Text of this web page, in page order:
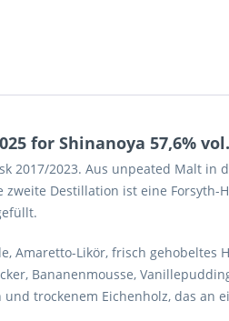
for Shinanoya 57,6%
2017/2023. Aus unpeated Malt in
Destillation ist eine
Amaretto-Likör, frisch gehobeltes
Bananenmousse,
trockenem Eichenholz, das an